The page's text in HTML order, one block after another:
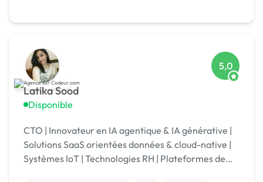
Latika Sood
Disponible
5,0
CTO | Innovateur en IA agentique & IA générative |
Solutions SaaS orientées données & cloud-native |
Systèmes IoT | Technologies RH | Plateformes de